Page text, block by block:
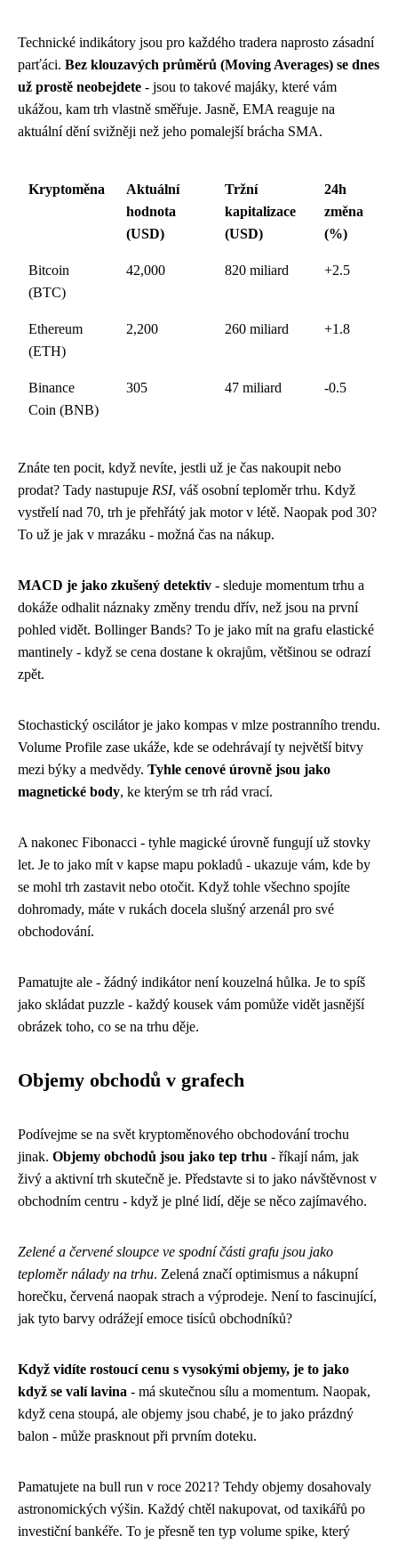
Technické indikátory jsou pro každého tradera naprosto zásadní
parťáci. Bez klouzavých průměrů (Moving Averages) se dnes
už prostě neobejdete - jsou to takové majáky, které vám
ukážou, kam trh vlastně směřuje. Jasně, EMA reaguje na
aktuální dění svižněji než jeho pomalejší brácha SMA.
Kryptoměna
Aktuální
hodnota
(USD)
Tržní
kapitalizace
(USD)
24h
změna
(%)
Bitcoin
(BTC)
42,000 820 miliard +2.5
Ethereum
(ETH)
2,200 260 miliard +1.8
Binance
Coin (BNB)
305 47 miliard -0.5
Znáte ten pocit, když nevíte, jestli už je čas nakoupit nebo
prodat? Tady nastupuje RSI, váš osobní teploměr trhu. Když
vystřelí nad 70, trh je přehřátý jak motor v létě. Naopak pod 30?
To už je jak v mrazáku - možná čas na nákup.
MACD je jako zkušený detektiv - sleduje momentum trhu a
dokáže odhalit náznaky změny trendu dřív, než jsou na první
pohled vidět. Bollinger Bands? To je jako mít na grafu elastické
mantinely - když se cena dostane k okrajům, většinou se odrazí
zpět.
Stochastický oscilátor je jako kompas v mlze postranního trendu.
Volume Profile zase ukáže, kde se odehrávají ty největší bitvy
mezi býky a medvědy. Tyhle cenové úrovně jsou jako
magnetické body, ke kterým se trh rád vrací.
A nakonec Fibonacci - tyhle magické úrovně fungují už stovky
let. Je to jako mít v kapse mapu pokladů - ukazuje vám, kde by
se mohl trh zastavit nebo otočit. Když tohle všechno spojíte
dohromady, máte v rukách docela slušný arzenál pro své
obchodování.
Pamatujte ale - žádný indikátor není kouzelná hůlka. Je to spíš
jako skládat puzzle - každý kousek vám pomůže vidět jasnější
obrázek toho, co se na trhu děje.
Objemy obchodů v grafech
Podívejme se na svět kryptoměnového obchodování trochu
jinak. Objemy obchodů jsou jako tep trhu - říkají nám, jak
živý a aktivní trh skutečně je. Představte si to jako návštěvnost v
obchodním centru - když je plné lidí, děje se něco zajímavého.
Zelené a červené sloupce ve spodní části grafu jsou jako
teploměr nálady na trhu. Zelená značí optimismus a nákupní
horečku, červená naopak strach a výprodeje. Není to fascinující,
jak tyto barvy odrážejí emoce tisíců obchodníků?
Když vidíte rostoucí cenu s vysokými objemy, je to jako
když se valí lavina - má skutečnou sílu a momentum. Naopak,
když cena stoupá, ale objemy jsou chabé, je to jako prázdný
balon - může prasknout při prvním doteku.
Pamatujete na bull run v roce 2021? Tehdy objemy dosahovaly
astronomických výšin. Každý chtěl nakupovat, od taxikářů po
investiční bankéře. To je přesně ten typ volume spike, který